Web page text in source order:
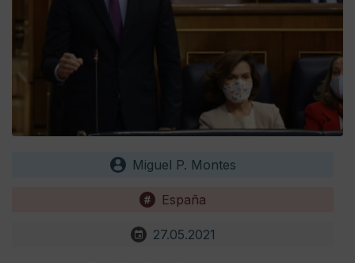
Miguel P. Montes
España
27.05.2021